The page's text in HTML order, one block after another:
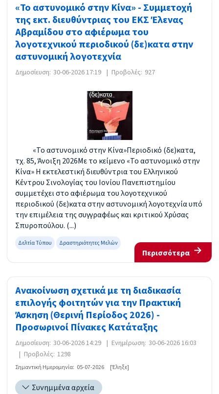
«Το αστυνομικό στην Κίνα» - Συμμετοχή
της εκτ. διευθύντριας του ΕΚΣ Έλενας
Αβραμίδου στο αφιέρωμα του
λογοτεχνικού περιοδικού (δε)κατα στην
αστυνομική λογοτεχνία
Δημοσίευση: 30-06-2026 17:19 | Προβολές: 927
«Το αστυνομικό στην Κίνα»Περιοδικό (δε)κατα,
τχ. 85, Άνοιξη 2026Με το κείμενο «Το αστυνομικό στην
Κίνα» Η εκτελεστική διευθύντρια του Ελληνικού
Κέντρου Σινολογίας του Ιονίου Πανεπιστημίου
συμμετέχει στο αφιέρωμα του λογοτεχνικού
περιοδικού (δε)κατα στην αστυνομική λογοτεχνία υπό
την επιμέλεια της συγγραφέως και κριτικού Χρύσας
Σπυροπούλου. (...)
Δελτία Τύπου Δραστηριότητες Μελών
Περισσότερα
Ανακοίνωση σχετικά με τη διαδικασία
επιλογής φοιτητών για την Πρακτική
Άσκηση (Θερινή Περίοδος 2026) -
Προσωρινοί Πίνακες Κατάταξης
Δημοσίευση: 30-06-2026 14:29 | Ενημέρωση: 30-06-2026 16:03
| Προβολές: 1298
Σημαντική Ημερομηνία: 05-07-2026 [Έληξε]
Συνημμένα αρχεία